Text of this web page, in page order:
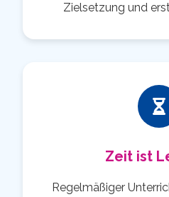
Zielsetzung und
Zeit ist
Regelmäßiger